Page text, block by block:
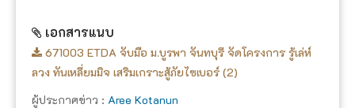
เอกสารแนบ
671003 ETDA จับมือ ม.บูรพา จันทบุรี จัดโครงการ รู้เล่ห์
ลวง ทันเหลี่ยมมิจ เสริมเกราะสู้ภัยไซเบอร์ (2)
ผู้ประกาศข่าว : Aree Kotanun